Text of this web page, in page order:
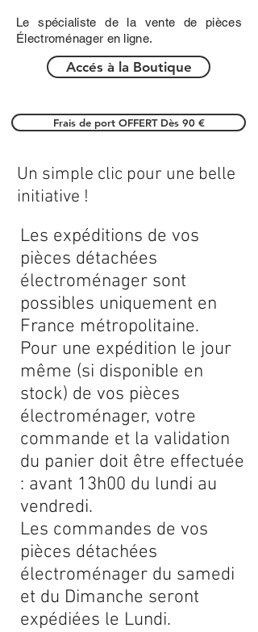
Le spécialiste de la vente de pièces
Électroménager en ligne.
Accés à la Boutique
Frais de port OFFERT Dès 90 €
Les expéditions de vos
pièces détachées
électroménager sont
possibles uniquement en
France métropolitaine.
Pour une expédition le jour
même (si disponible en
stock) de vos pièces
électroménager, votre
commande et la validation
du panier doit être effectuée
: avant 13h00 du lundi au
vendredi.
Les commandes de vos
pièces détachées
électroménager du samedi
et du Dimanche seront
expédiées le Lundi.
Un simple clic pour une belle
initiative !